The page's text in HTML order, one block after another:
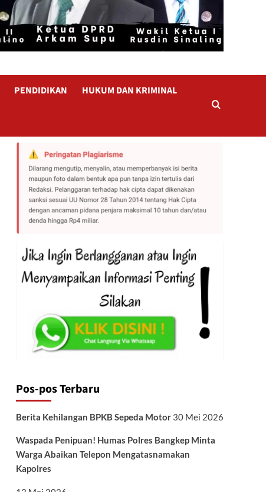
PENDIDIKAN HUKUM DAN KRIMINAL
Pos-pos Terbaru
Berita Kehilangan BPKB Sepeda Motor 30 Mei 2026
Waspada Penipuan! Humas Polres Bangkep Minta
Warga Abaikan Telepon Mengatasnamakan
Kapolres